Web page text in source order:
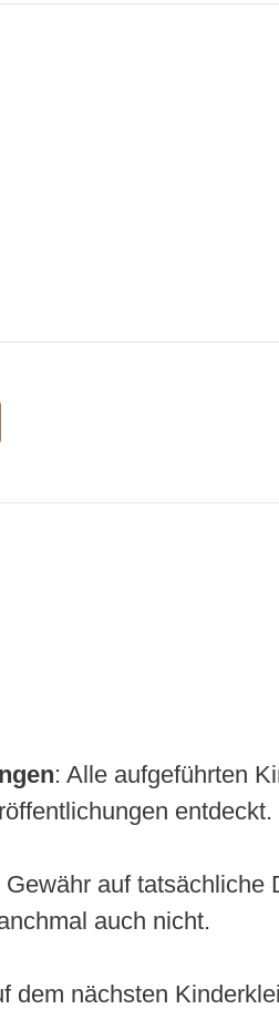
: Alle aufgeführten
entdeckt.
auf
auch nicht.
dem nächsten